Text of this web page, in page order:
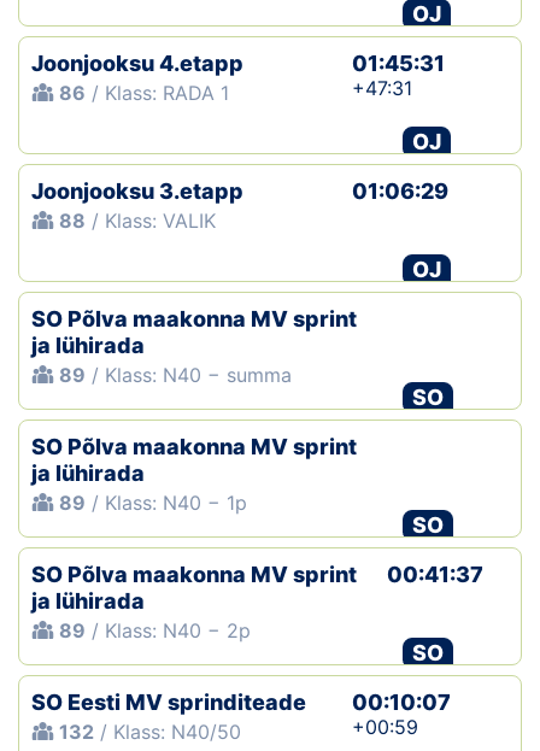
OJ
Joonjooksu 4.etapp
86 / Klass: RADA 1
01:45:31
+47:31
OJ
Joonjooksu 3.etapp
88 / Klass: VALIK
01:06:29
OJ
SO Põlva maakonna MV sprint
ja lühirada
89 / Klass: N40 − summa
SO
SO Põlva maakonna MV sprint
ja lühirada
89 / Klass: N40 − 1p
SO
SO Põlva maakonna MV sprint
ja lühirada
89 / Klass: N40 − 2p
00:41:37
SO
SO Eesti MV sprinditeade
132 / Klass: N40/50
00:10:07
+00:59